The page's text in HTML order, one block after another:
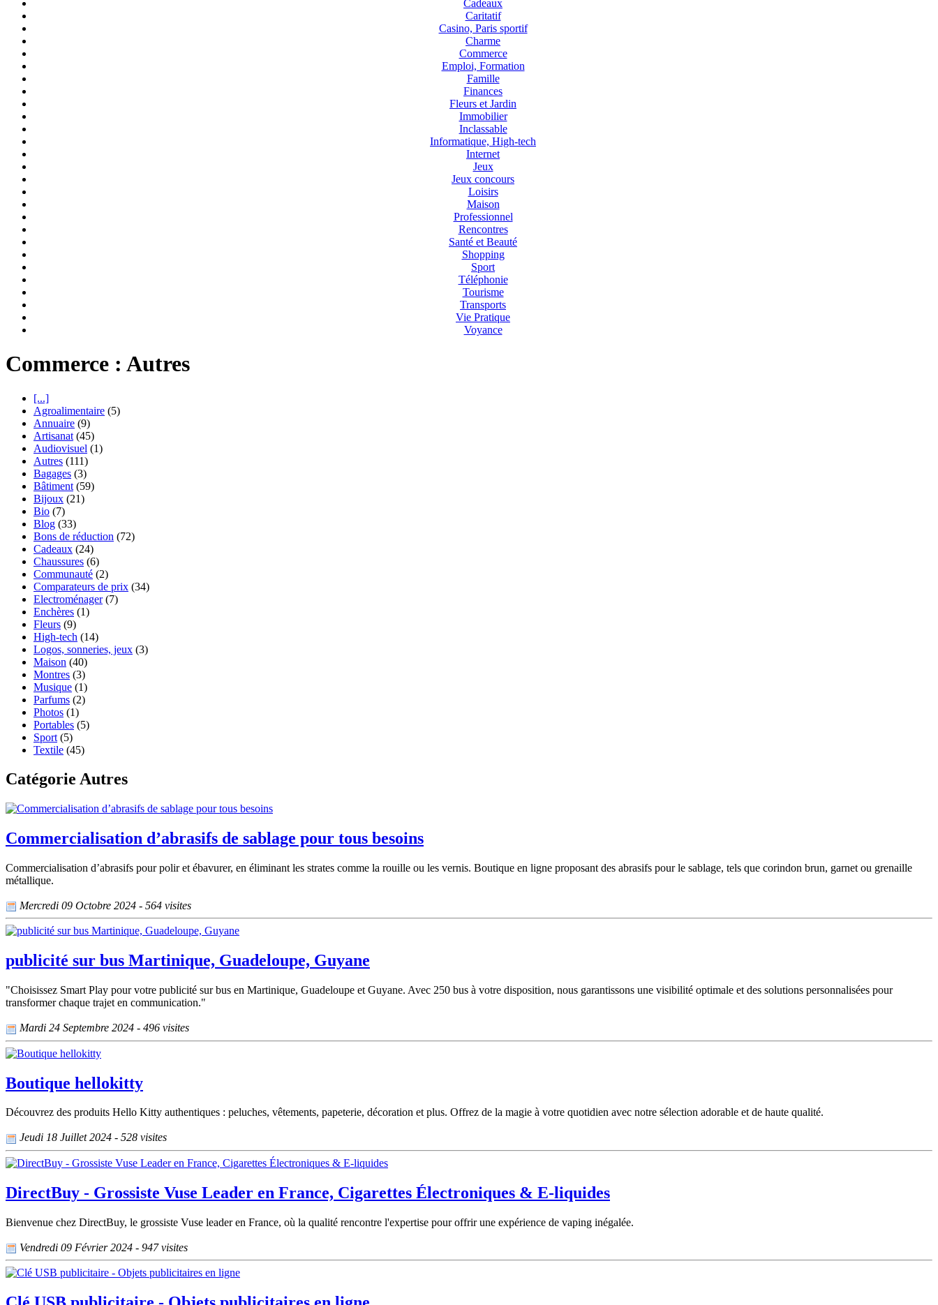
Cadeaux
Caritatif
Casino, Paris sportif
Charme
Commerce
Emploi, Formation
Famille
Finances
Fleurs et Jardin
Immobilier
Inclassable
Informatique, High-tech
Internet
Jeux
Jeux concours
Loisirs
Maison
Professionnel
Rencontres
Santé et Beauté
Shopping
Sport
Téléphonie
Tourisme
Transports
Vie Pratique
Voyance
Commerce : Autres
[...]
Agroalimentaire (5)
Annuaire (9)
Artisanat (45)
Audiovisuel (1)
Autres (111)
Bagages (3)
Bâtiment (59)
Bijoux (21)
Bio (7)
Blog (33)
Bons de réduction (72)
Cadeaux (24)
Chaussures (6)
Communauté (2)
Comparateurs de prix (34)
Electroménager(7)
Enchères (1)
Fleurs (9)
High-tech (14)
Logos, sonneries, jeux (3)
Maison (40)
Montres (3)
Musique (1)
Parfums (2)
Photos (1)
Portables (5)
Sport (5)
Textile (45)
Catégorie Autres
Commercialisation d’abrasifs de sablage pour tous besoins
Commercialisation d’abrasifs pour polir et ébavurer, en éliminant les strates comme la rouille ou les vernis. Boutique en ligne proposant des abrasifs pour le sablage, tels que corindon brun, garnet ou grenaille
métallique.
Mercredi 09 Octobre 2024 - 564 visites
publicité sur bus Martinique, Guadeloupe, Guyane
"Choisissez Smart Play pour votre publicité sur bus en Martinique, Guadeloupe et Guyane. Avec 250 bus à votre disposition, nous garantissons une visibilité optimale et des solutions personnalisées pour
transformer chaque trajet en communication."
Mardi 24 Septembre 2024 - 496 visites
Boutique hellokitty
Découvrez des produits Hello Kitty authentiques : peluches, vêtements, papeterie, décoration et plus. Offrez de la magie à votre quotidien avec notre sélection adorable et de haute qualité.
Jeudi 18 Juillet 2024 - 528 visites
DirectBuy - Grossiste Vuse Leader en France, Cigarettes Électroniques & E-liquides
Bienvenue chez DirectBuy, le grossiste Vuse leader en France, où la qualité rencontre l'expertise pour offrir une expérience de vaping inégalée.
Vendredi 09 Février 2024 - 947 visites